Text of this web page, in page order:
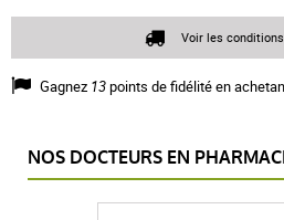
Gagnez 13points de fidélité en
Voir les
NOS DOCTEURS EN